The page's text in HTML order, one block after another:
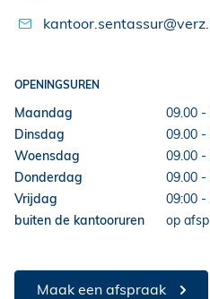
OPENINGSUREN
Maandag 09.00 -
Dinsdag
09.00 -
Woensdag
09.00 -
Donderdag
09.00 -
Vrijdag
09:00 -
buiten de kantooruren
op
Maak een afspraak